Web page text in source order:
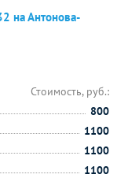
на Антонова-
Стоимость, руб.:
800
1100
1100
1100